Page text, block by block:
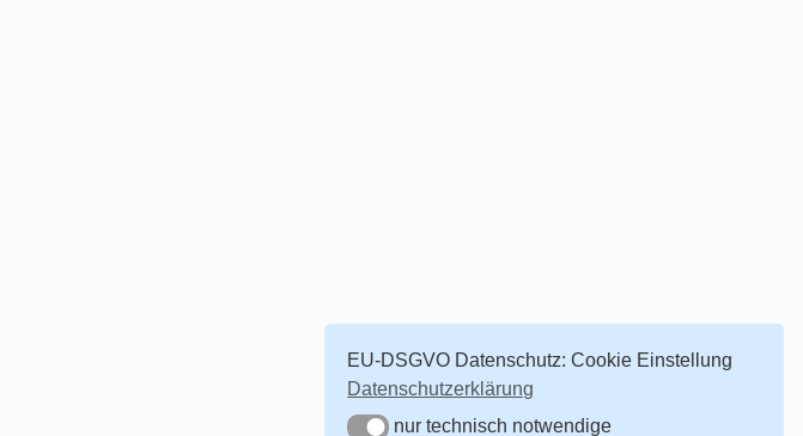
EU-DSGVO Datenschutz: Cookie Einstellung
Datenschutzerklärung
nur technisch notwendige
nur technisch notwendige